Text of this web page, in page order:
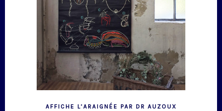
AFFICHE L’ARAIGNÉE PAR DR AUZOUX